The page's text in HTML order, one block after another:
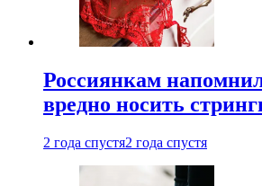
Россиянкам
вредно носить
2 года спустя2 года спустя